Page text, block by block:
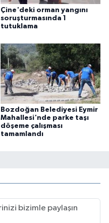
Çine'deki orman yangını
soruşturmasında 1
tutuklama
Bozdoğan Belediyesi Eymir
Mahallesi'nde parke taşı
döşeme çalışması
tamamlandı